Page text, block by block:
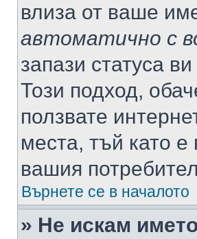
влиза от ваше
автоматично с
запази статуса
Този подход,
ползвате
места, тъй като
вашия
Върнете се в началото
» Не искам